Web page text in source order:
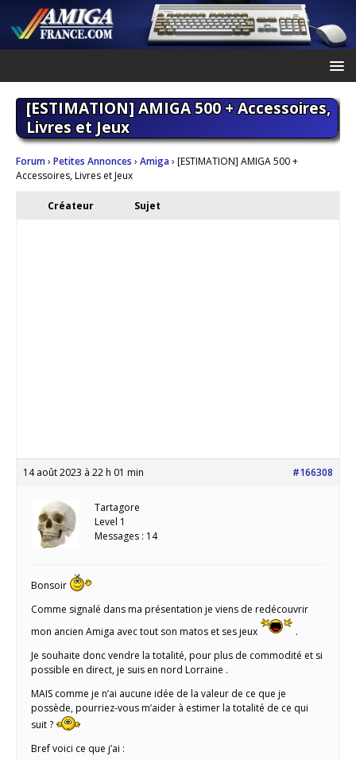
[ESTIMATION] AMIGA 500 + Accessoires,
Livres et Jeux
Forum› Petites Annonces › Amiga› [ESTIMATION] AMIGA 500 +
Accessoires, Livres et Jeux
Créateur Sujet
14 août 2023 à 22 h 01 min #166308
Tartagore
Level 1
Messages : 14
Bonsoir
Comme signalé dans ma présentation je viens de redécouvrir
mon ancien Amiga avec tout son matos et ses jeux
.
Je souhaite donc vendre la totalité, pour plus de commodité et si
possible en direct, je suis en nord Lorraine .
MAIS comme je n’ai aucune idée de la valeur de ce que je
possède, pourriez-vous m’aider à estimer la totalité de ce qui
suit ?
Bref voici ce que j’ai :